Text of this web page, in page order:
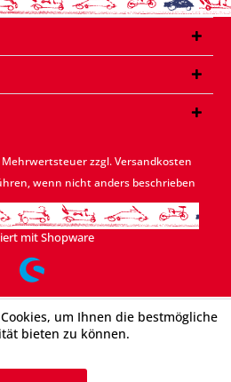
Mehrwertsteuer zzgl.Versandkosten
wenn nicht anders beschrieben
mit Shopware
um Ihnen die bestmögliche
bieten zu können.